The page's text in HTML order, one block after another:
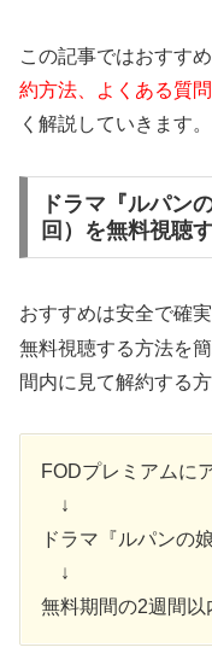
この記事ではおすす
約方法、よくある質問
く解説していきます。
ドラマ『ルパン
回）を無料視聴
おすすめは安全で確
無料視聴する方法を
間内に見て解約する方
FODプレミアムに
↓
ドラマ『ルパンの
↓
無料期間の2週間以